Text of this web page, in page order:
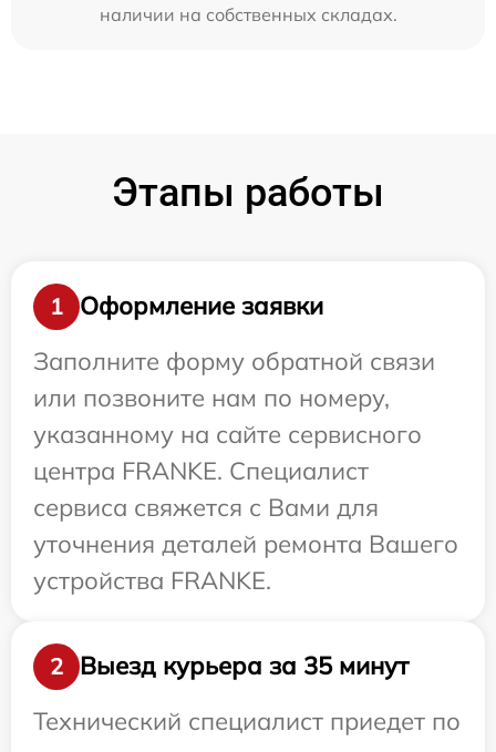
наличии на собственных складах.
Этапы работы
1
Оформление заявки
Заполните форму обратной связи
или позвоните нам по номеру,
указанному на сайте сервисного
центра FRANKE. Специалист
сервиса свяжется с Вами для
уточнения деталей ремонта Вашего
устройства FRANKE.
2
Выезд курьера за 35 минут
Технический специалист приедет по